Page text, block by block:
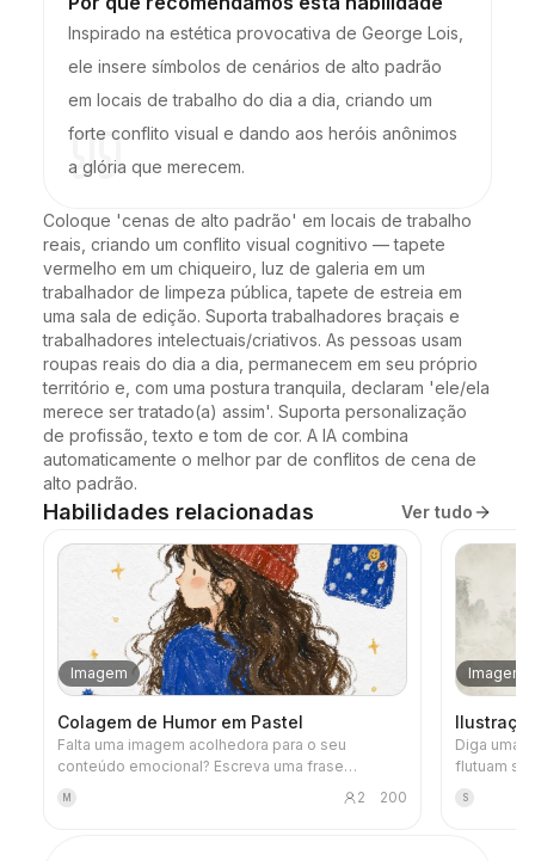
Inspirado na estética provocativa de George Lois,
ele insere símbolos de cenários de alto padrão
em locais de trabalho do dia a dia, criando um
forte conflito visual e dando aos heróis anônimos
a glória que merecem.
Coloque 'cenas de alto padrão' em locais de trabalho
reais, criando um conflito visual cognitivo — tapete
vermelho em um chiqueiro, luz de galeria em um
trabalhador de limpeza pública, tapete de estreia em
uma sala de edição. Suporta trabalhadores braçais e
trabalhadores intelectuais/criativos. As pessoas usam
roupas reais do dia a dia, permanecem em seu próprio
território e, com uma postura tranquila, declaram 'ele/ela
merece ser tratado(a) assim'. Suporta personalização
de profissão, texto e tom de cor. A IA combina
automaticamente o melhor par de conflitos de cena de
alto padrão.
Habilidades relacionadas Ver tudo
Imagem
Colagem de Humor em Pastel
Falta uma imagem acolhedora para o seu
conteúdo emocional? Escreva uma frase
ilustração terapêutica em pastel de óleo, com
M 2 200
Imagem
Diga uma
flutuam
S